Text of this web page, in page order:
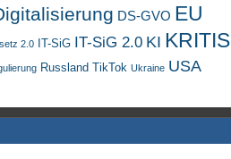
DS-GVO EU
2.0 IT-SiG IT-SiG 2.0 KI KRITIS
Russland TikTok Ukraine USA